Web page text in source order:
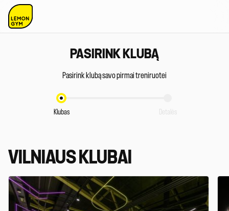
PASIRINK KLUBĄ
Pasirink klubą savo pirmai treniruotei
Klubas Detalės
VILNIAUS KLUBAI